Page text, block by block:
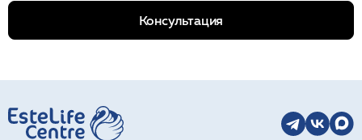
Консультация